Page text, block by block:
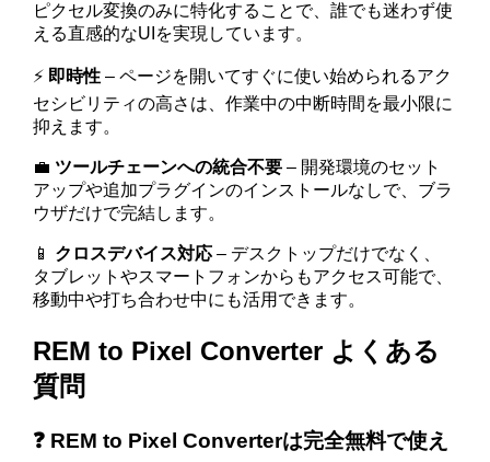
ピクセル変換のみに特化することで、誰でも迷わず使
える直感的なUIを実現しています。
⚡ 即時性 – ページを開いてすぐに使い始められるアク
セシビリティの高さは、作業中の中断時間を最小限に
抑えます。
💼 ツールチェーンへの統合不要 – 開発環境のセット
アップや追加プラグインのインストールなしで、ブラ
ウザだけで完結します。
📱 クロスデバイス対応 – デスクトップだけでなく、
タブレットやスマートフォンからもアクセス可能で、
移動中や打ち合わせ中にも活用できます。
REM to Pixel Converter よくある
質問
❓ REM to Pixel Converterは完全無料で使え